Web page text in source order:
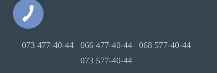
073 477-40-44 066 477-40-44
068 577-40-44
073 577-40-44